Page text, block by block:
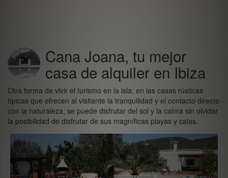
Cana Joana, tu mejor
casa de alquiler en Ibiza
Otra forma de vivir el turismo en la isla; en las casas rústicas
típicas que ofrecen al visitante la tranquilidad y el contacto directo
con la naturaleza, se puede disfrutar del sol y la calma sin olvidar
la posibilidad de disfrutar de sus magníficas playas y calas.